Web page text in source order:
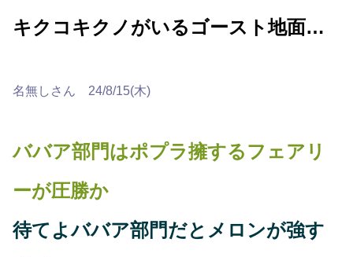
キクコキクノがいるゴースト地面…
名無しさん 24/8/15(木)
ババア部門はポプラ擁するフェアリ
ーが圧勝か
待てよババア部門だとメロンが強す